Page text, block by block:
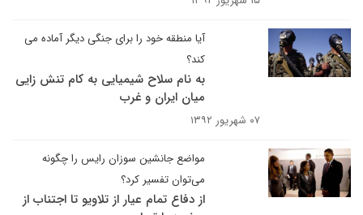
آیا منطقه خود را برای جنگی دیگر آماده می
کند؟
به نام سلاح شیمیایی به کام تنش زایی
میان ایران و غرب
۰۷ شهریور ۱۳۹۲
مواضع جانشین سوزان رایس را چگونه
می‌توان تفسیر کرد؟
از دفاع تمام عیار از تلاویو تا اجتناب از